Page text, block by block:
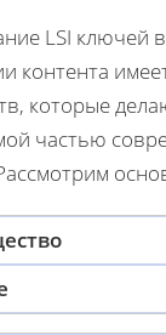
LSI ключей
контента
которые
частью